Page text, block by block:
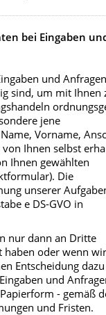
bei Eingaben
und
sind, um mit Ihnen
jene
Vorname,
Ihnen selbst
Ihnen gewählten
Die
unserer
e DS-GVO in
nur dann an Dritte
haben oder wenn
Entscheidung dazu
und
- gemäß
und Fristen.